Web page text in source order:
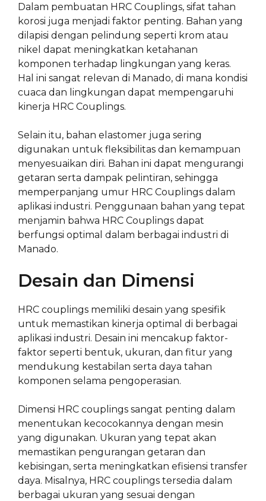
Dalam pembuatan HRC Couplings, sifat tahan
korosi juga menjadi faktor penting. Bahan yang
dilapisi dengan pelindung seperti krom atau
nikel dapat meningkatkan ketahanan
komponen terhadap lingkungan yang keras.
Hal ini sangat relevan di Manado, di mana kondisi
cuaca dan lingkungan dapat mempengaruhi
kinerja HRC Couplings.
Selain itu, bahan elastomer juga sering
digunakan untuk fleksibilitas dan kemampuan
menyesuaikan diri. Bahan ini dapat mengurangi
getaran serta dampak pelintiran, sehingga
memperpanjang umur HRC Couplings dalam
aplikasi industri. Penggunaan bahan yang tepat
menjamin bahwa HRC Couplings dapat
berfungsi optimal dalam berbagai industri di
Manado.
Desain dan Dimensi
HRC couplings memiliki desain yang spesifik
untuk memastikan kinerja optimal di berbagai
aplikasi industri. Desain ini mencakup faktor-
faktor seperti bentuk, ukuran, dan fitur yang
mendukung kestabilan serta daya tahan
komponen selama pengoperasian.
Dimensi HRC couplings sangat penting dalam
menentukan kecocokannya dengan mesin
yang digunakan. Ukuran yang tepat akan
memastikan pengurangan getaran dan
kebisingan, serta meningkatkan efisiensi transfer
daya. Misalnya, HRC couplings tersedia dalam
berbagai ukuran yang sesuai dengan